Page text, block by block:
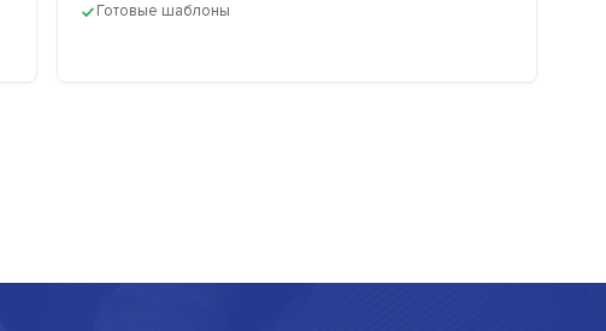
Готовые шаблоны